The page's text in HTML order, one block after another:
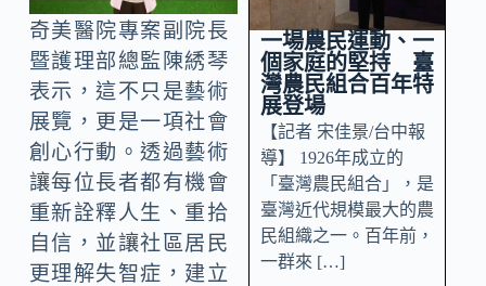
奇美醫院專案副院長
暨護理部總監陳綉琴
表示，這不只是藝術
展覽，更是一項社會
創心行動。透過藝術
讓每位長者都有機會
重新詮釋人生、重拾
自信，並讓社區居民
更理解失智症，建立
一場農民運動、一
個家庭的堅持 臺
灣農民組合百年特
展登場
【記者 宋佳景/台中報
導】 1926年成立的
「臺灣農民組合」，是
臺灣近代規模最大的農
民組織之一。百年前，
一群來 […]